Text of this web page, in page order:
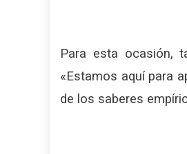
Para esta ocasión,
«Estamos aquí para
de los saberes